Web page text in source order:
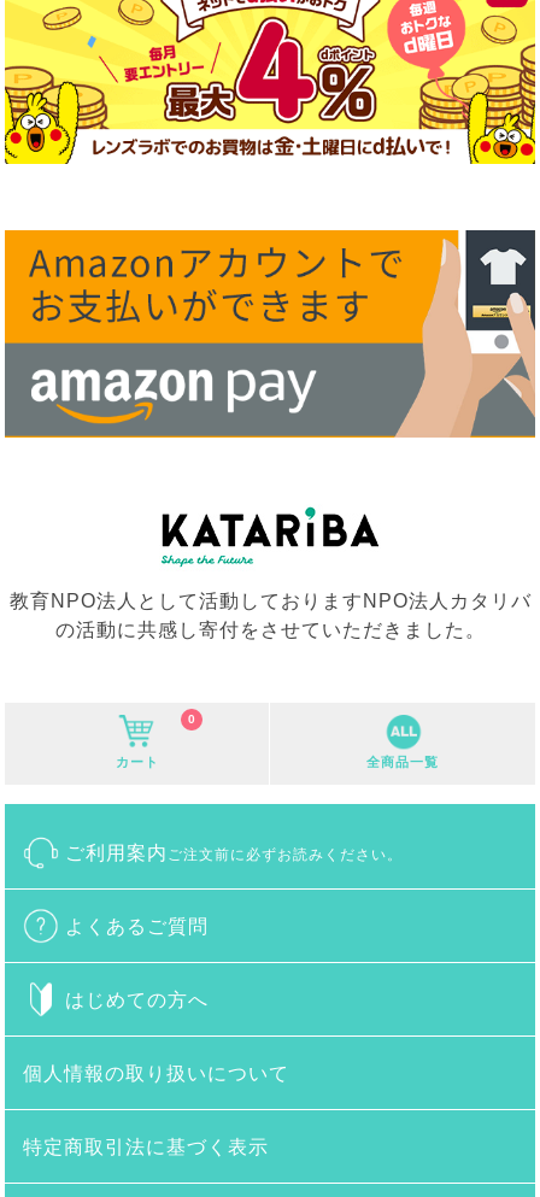
教育NPO法人として活動しておりますNPO法人カタリバ
の活動に共感し寄付をさせていただきました。
カート
0
全商品一覧
ご利用案内 ご注文前に必ずお読みください。
よくあるご質問
はじめての方へ
個人情報の取り扱いについて
特定商取引法に基づく表示